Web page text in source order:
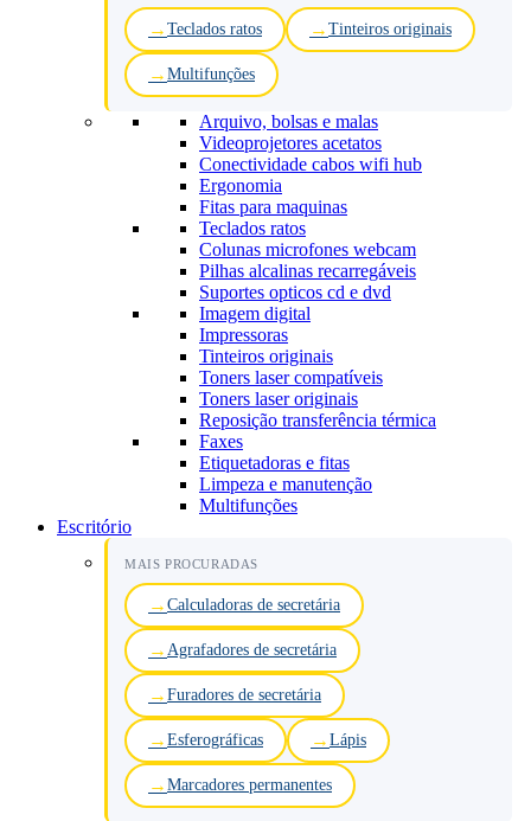
Teclados ratos Tinteiros originais
Multifunções
Arquivo, bolsas e malas
Videoprojetores acetatos
Conectividade cabos wifi hub
Ergonomia
Fitas para maquinas
Teclados ratos
Colunas microfones webcam
Pilhas alcalinas recarregáveis
Suportes opticos cd e dvd
Imagem digital
Impressoras
Tinteiros originais
Toners laser compatíveis
Toners laser originais
Reposição transferência térmica
Faxes
Etiquetadoras e fitas
Limpeza e manutenção
Multifunções
Escritório
MAIS PROCURADAS
Calculadoras de secretária
Agrafadores de secretária
Furadores de secretária
Esferográficas Lápis
Marcadores permanentes